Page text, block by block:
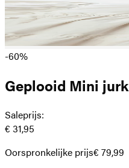
-60%
Geplooid Mini jurk
Saleprijs:
€ 31,95
Oorspronkelijke prijs€ 79,99